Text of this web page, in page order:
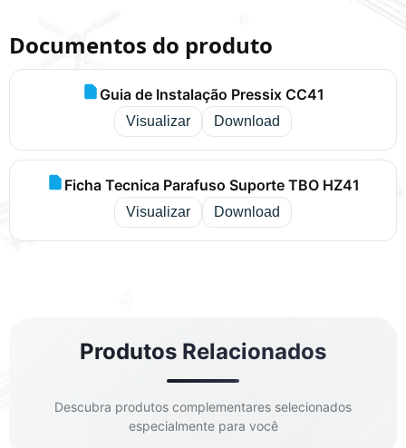
Documentos do produto
Guia de Instalação Pressix CC41
Visualizar Download
Ficha Tecnica Parafuso Suporte TBO HZ41
Visualizar Download
Produtos Relacionados
Descubra produtos complementares selecionados
especialmente para você